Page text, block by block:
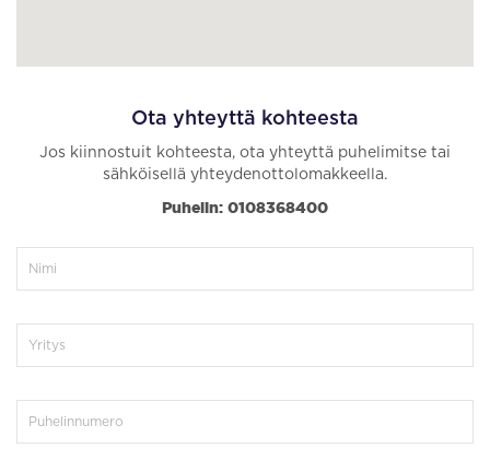
Ota yhteyttä kohteesta
Jos kiinnostuit kohteesta, ota yhteyttä puhelimitse tai
sähköisellä yhteydenottolomakkeella.
Puhelin: 0108368400